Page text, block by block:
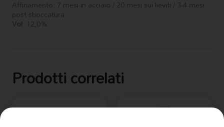
Affinamento: 7 mesi in acciaio / 20 mesi sui lieviti / 3-4 mesi
post sboccatura.
Vol . 12,0%
Prodotti correlati